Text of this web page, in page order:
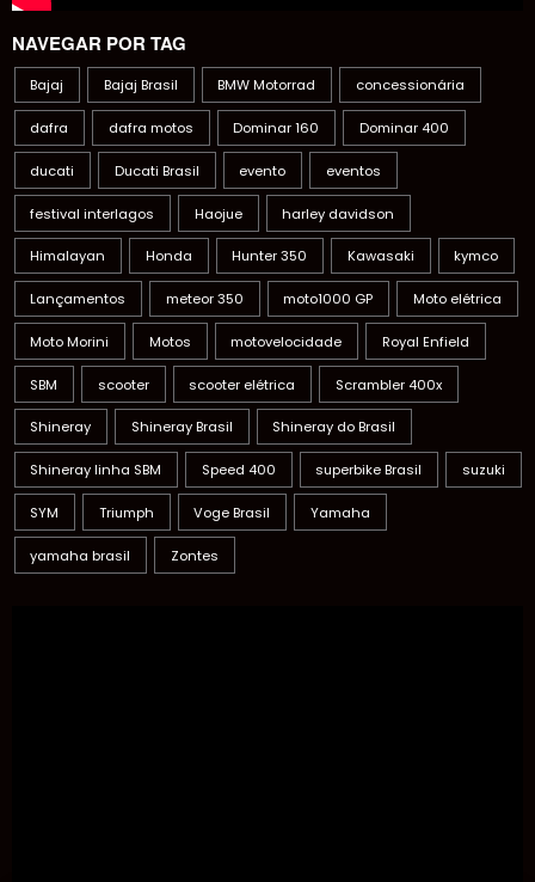
NAVEGAR POR TAG
Bajaj Bajaj Brasil BMW Motorrad concessionária
dafra dafra motos Dominar 160 Dominar 400
ducati Ducati Brasil evento eventos
festival interlagos Haojue harley davidson
Himalayan Honda Hunter 350 Kawasaki kymco
Lançamentos meteor 350 moto1000 GP Moto elétrica
Moto Morini Motos motovelocidade Royal Enfield
SBM scooter scooter elétrica Scrambler 400x
Shineray Shineray Brasil Shineray do Brasil
Shineray linha SBM Speed 400 superbike Brasil
SYM Triumph Voge Brasil